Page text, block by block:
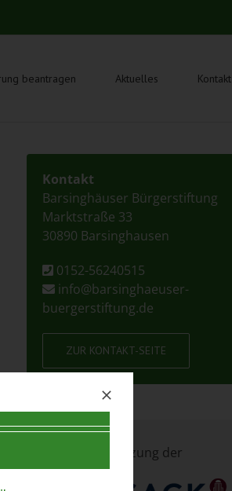
beantragen Aktuelles Kontakt
Kontakt
Barsinghäuser Bürgerstiftung
Marktstraße 33
30890 Barsinghausen
0152-56240515
info@barsinghaeuser-
buergerstiftung.de
ZUR KONTAKT-SEITE
Mit Unterstützung der